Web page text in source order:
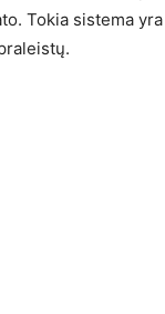
Tokia sistema